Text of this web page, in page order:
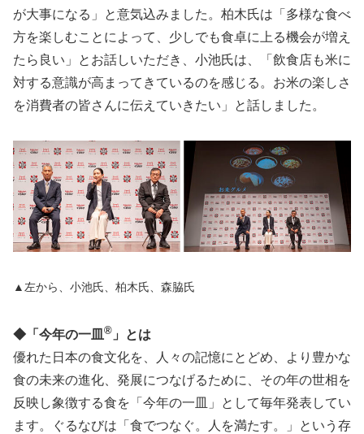
が大事になる」と意気込みました。柏木氏は「多様な食べ
方を楽しむことによって、少しでも食卓に上る機会が増え
たら良い」とお話しいただき、小池氏は、「飲食店も米に
対する意識が高まってきているのを感じる。お米の楽しさ
を消費者の皆さんに伝えていきたい」と話しました。
▲左から、小池氏、柏木氏、森脇氏
◆「今年の一皿 ® 」とは
優れた日本の食文化を、人々の記憶にとどめ、より豊かな
食の未来の進化、発展につなげるために、その年の世相を
反映し象徴する食を「今年の一皿」として毎年発表してい
ます。ぐるなびは「食でつなぐ。人を満たす。」という存